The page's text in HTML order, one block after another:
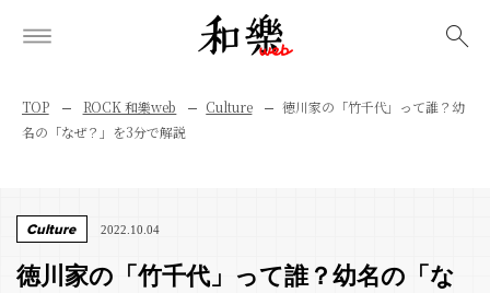
TOP ROCK 和樂web Culture
徳川家の「竹千代」って誰？幼
名の「なぜ？」を3分で解説
Culture 2022.10.04
徳川家の「竹千代」って誰？幼名の「な